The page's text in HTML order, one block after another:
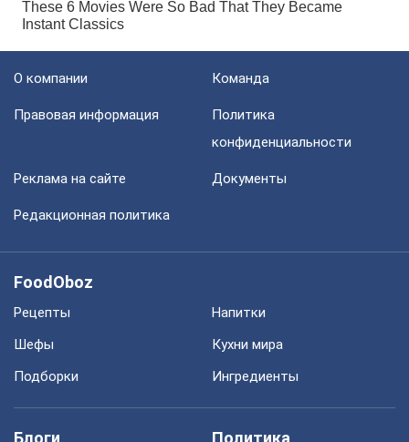
О компании Команда
Правовая информация
Политика
конфиденциальности
Реклама на сайте Документы
Редакционная политика
FoodOboz
Рецепты
Напитки
Шефы
Кухни мира
Подборки
Ингредиенты
Блоги Политика